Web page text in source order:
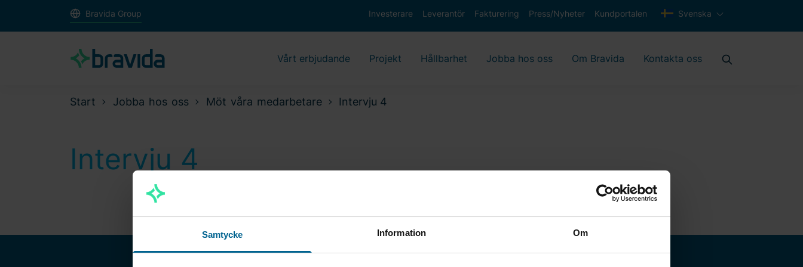
Samtycke Information Om
Bravida Group Investerare Leverantör Fakturering Press/Nyheter Kundportalen Svenska
Vårt erbjudande Projekt Hållbarhet Jobba hos oss Om Bravida Kontakta oss
Start Jobba hos oss Möt våra medarbetare Intervju 4
Intervju 4